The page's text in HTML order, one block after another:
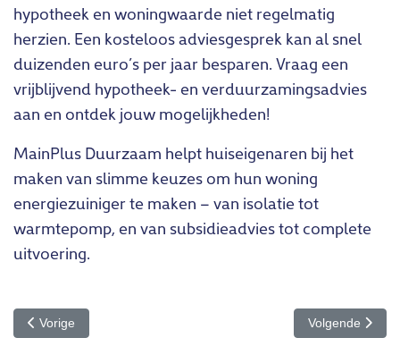
hypotheek en woningwaarde niet regelmatig
herzien. Een kosteloos adviesgesprek kan al snel
duizenden euro’s per jaar besparen. Vraag een
vrijblijvend hypotheek- en verduurzamingsadvies
aan en ontdek jouw mogelijkheden!
MainPlus Duurzaam helpt huiseigenaren bij het
maken van slimme keuzes om hun woning
energiezuiniger te maken – van isolatie tot
warmtepomp, en van subsidieadvies tot complete
uitvoering.
Vorig artikel: Als een klus van twee minuten je bijna €700 kost
Vorige Volgende
Volgende